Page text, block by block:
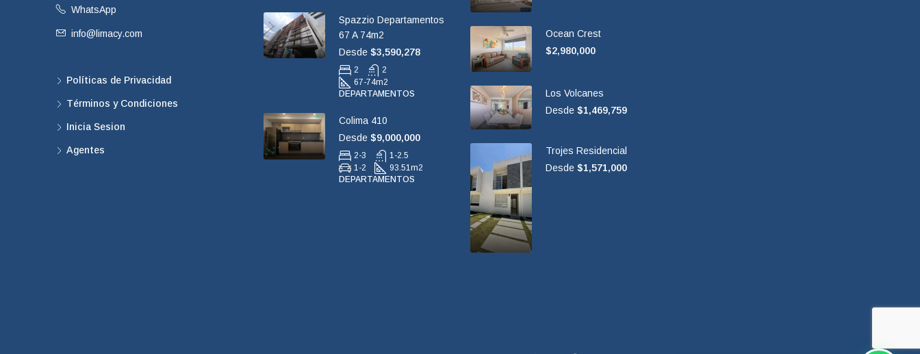
WhatsApp
info@limacy.com
Políticas de Privacidad
Términos y Condiciones
Inicia Sesion
Agentes
Spazzio Departamentos
67 A 74m2
Desde $3,590,278
2
2
67-74m2
DEPARTAMENTOS
Colima 410
Desde $9,000,000
2-3
1-2.5
1-2
93.51m2
DEPARTAMENTOS
Ocean Crest
$2,980,000
Los Volcanes
Desde $1,469,759
Trojes Residencial
Desde $1,571,000